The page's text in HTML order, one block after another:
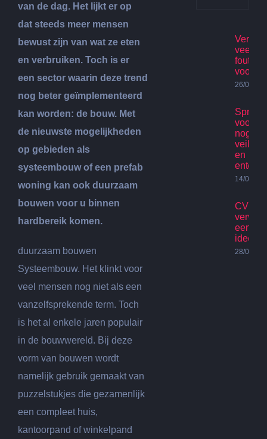
van de dag. Het lijkt er op
dat steeds meer mensen
bewust zijn van wat ze eten
en verbruiken. Toch is er
een sector waarin deze trend
nog beter geïmplementeerd
kan worden: de bouw. Met
de nieuwste mogelijkheden
op gebieden als
systeembouw of een prefab
woning kan ook duurzaam
bouwen voor u binnen
hardbereik komen.
duurzaam bouwen
Systeembouw. Het klinkt voor
veel mensen nog niet als een
vanzelfsprekende term. Toch
is het al enkele jaren populair
in de bouwwereld. Bij deze
vorm van bouwen wordt
namelijk gebruik gemaakt van
puzzelstukjes die gezamenlijk
een compleet huis,
kantoorpand of winkelpand
fouten
26/07/
voor
nog
veilig
en
14/07/
CV
een
idee?
28/06/